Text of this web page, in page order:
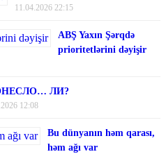
11.04.2026 22:15
ABŞ Yaxın Şərqdə
prioritetlərini dəyişir
ЛИ?
12:08
Bu dünyanın həm qarası,
həm ağı var